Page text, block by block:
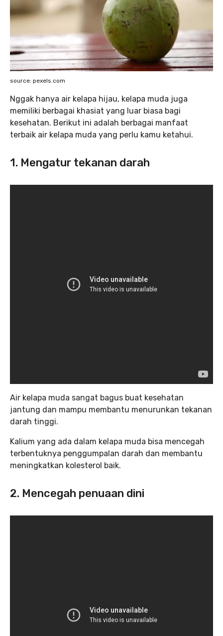
source: pexels.com
Nggak hanya air kelapa hijau, kelapa muda juga
memiliki berbagai khasiat yang luar biasa bagi
kesehatan. Berikut ini adalah berbagai manfaat
terbaik air kelapa muda yang perlu kamu ketahui.
1. Mengatur tekanan darah
Air kelapa muda sangat bagus buat kesehatan
jantung dan mampu membantu menurunkan tekanan
darah tinggi.
Kalium yang ada dalam kelapa muda bisa mencegah
terbentuknya penggumpalan darah dan membantu
meningkatkan kolesterol baik.
2. Mencegah penuaan dini